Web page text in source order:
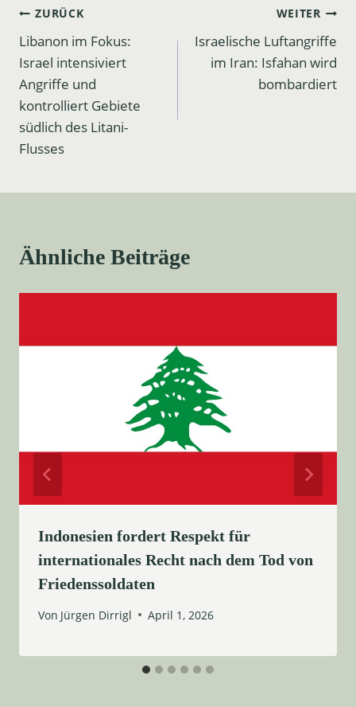
Beitrags-
Navigation
ZURÜCK
Libanon im Fokus:
Israel intensiviert
Angriffe und
kontrolliert Gebiete
südlich des Litani-
Flusses
WEITER
Israelische Luftangriffe
im Iran: Isfahan wird
bombardiert
Ähnliche Beiträge
Indonesien fordert Respekt für
internationales Recht nach dem Tod von
Friedenssoldaten
Von Jürgen Dirrigl April 1, 2026